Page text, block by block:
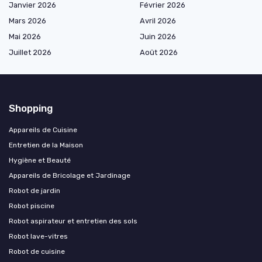
Janvier 2026
Février 2026
Mars 2026
Avril 2026
Mai 2026
Juin 2026
Juillet 2026
Août 2026
Shopping
Appareils de Cuisine
Entretien de la Maison
Hygiène et Beauté
Appareils de Bricolage et Jardinage
Robot de jardin
Robot piscine
Robot aspirateur et entretien des sols
Robot lave-vitres
Robot de cuisine